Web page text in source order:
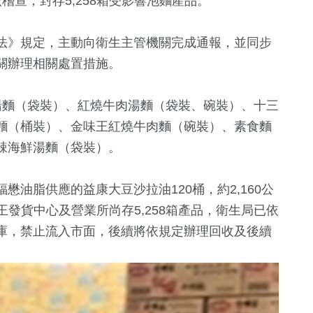
規定，主動向衛生主管機關完成通報，並同步
理相關處置措施。
（袋裝）、紅燒牛肉湯麵（袋裝、碗裝）、十三
桶裝）、金味王紅燒牛肉麵（碗裝）、素食麵
鮮湯麵（袋裝）。
油脂供應的益康大豆沙拉油120桶，約2,160公
貨中心及營業所尚存5,258箱產品，衛生局已依
禁止流入市面，後續將依規定辦理回收及後續